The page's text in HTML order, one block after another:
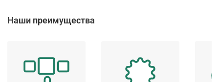
Наши преимущества